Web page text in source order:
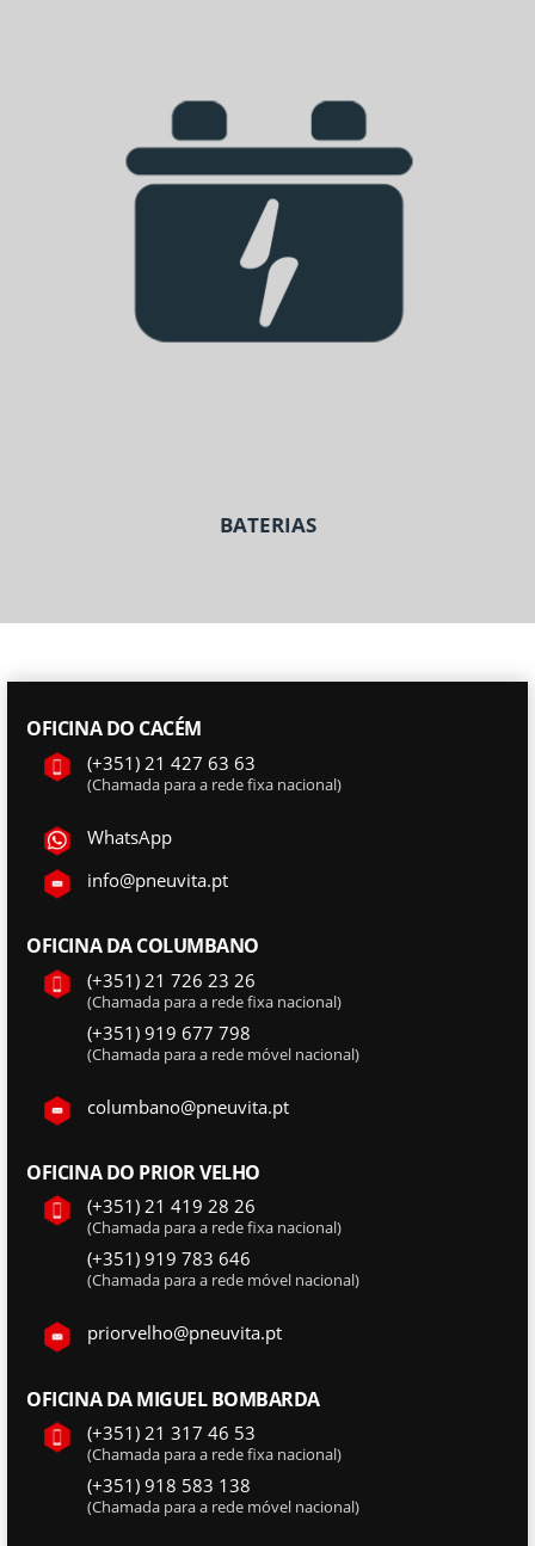
BATERIAS
OFICINA DO CACÉM
(+351) 21 427 63 63
(Chamada para a rede fixa nacional)
WhatsApp
info@pneuvita.pt
OFICINA DA COLUMBANO
(+351) 21 726 23 26
(Chamada para a rede fixa nacional)
(+351) 919 677 798
(Chamada para a rede móvel nacional)
columbano@pneuvita.pt
OFICINA DO PRIOR VELHO
(+351) 21 419 28 26
(Chamada para a rede fixa nacional)
(+351) 919 783 646
(Chamada para a rede móvel nacional)
priorvelho@pneuvita.pt
OFICINA DA MIGUEL BOMBARDA
(+351) 21 317 46 53
(Chamada para a rede fixa nacional)
(+351) 918 583 138
(Chamada para a rede móvel nacional)